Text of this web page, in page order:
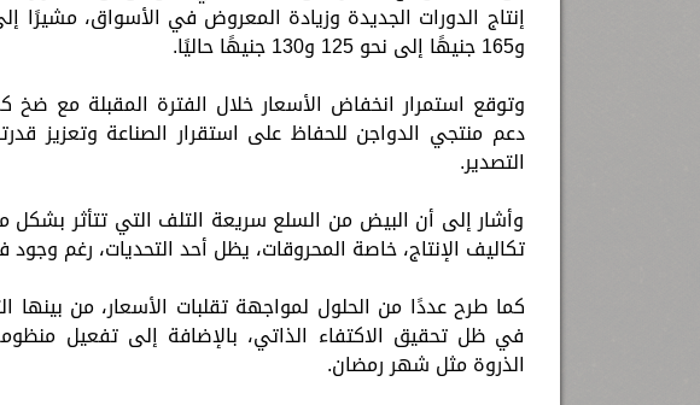
و165 جنيهًا إلى نحو 125 و130 جنيهًا حاليًا.
وتوقع استمرار انخفاض الأسعار خلال الفترة المقبلة مع ضخ
دعم منتجي الدواجن للحفاظ على استقرار الصناعة وتعزيز
التصدير.
وأشار إلى أن البيض من السلع سريعة التلف التي تتأثر بشكل
تكاليف الإنتاج، خاصة المحروقات، يظل أحد التحديات، رغم وجود
كما طرح عددًا من الحلول لمواجهة تقلبات الأسعار، من بينها
في ظل تحقيق الاكتفاء الذاتي، بالإضافة إلى تفعيل
الذروة مثل شهر رمضان.